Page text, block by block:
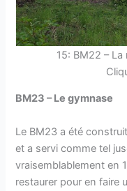
15: BM22 –
BM23 – Le gymnase
Le BM23 a été
et a servi comme tel
vraisemblablement en
restaurer pour en faire